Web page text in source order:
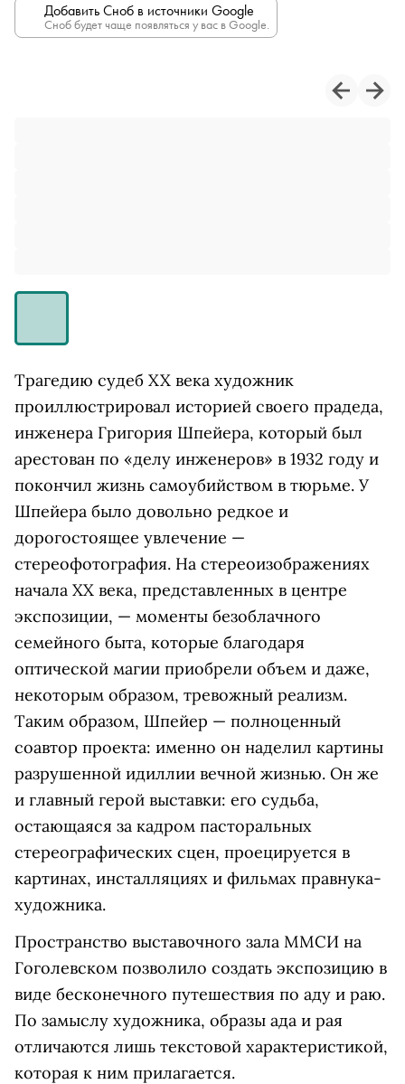
Добавить Сноб в источники Google
Сноб будет чаще появляться у вас в Google.
Трагедию судеб XX века художник
проиллюстрировал историей своего прадеда,
инженера Григория Шпейера, который был
арестован по «делу инженеров» в 1932 году и
покончил жизнь самоубийством в тюрьме. У
Шпейера было довольно редкое и
дорогостоящее увлечение —
стереофотография. На стереоизображениях
начала ХХ века, представленных в центре
экспозиции, — моменты безоблачного
семейного быта, которые благодаря
оптической магии приобрели объем и даже,
некоторым образом, тревожный реализм.
Таким образом, Шпейер — полноценный
соавтор проекта: именно он наделил картины
разрушенной идиллии вечной жизнью. Он же
и главный герой выставки: его судьба,
остающаяся за кадром пасторальных
стереографических сцен, проецируется в
картинах, инсталляциях и фильмах правнука-
художника.
Пространство выставочного зала ММСИ на
Гоголевском позволило создать экспозицию в
виде бесконечного путешествия по аду и раю.
По замыслу художника, образы ада и рая
отличаются лишь текстовой характеристикой,
которая к ним прилагается.